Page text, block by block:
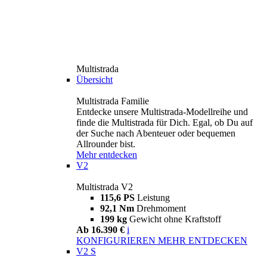
Multistrada
Übersicht
Multistrada Familie
Entdecke unsere Multistrada-Modellreihe und
finde die Multistrada für Dich. Egal, ob Du auf
der Suche nach Abenteuer oder bequemen
Allrounder bist.
Mehr entdecken
V2
Multistrada V2
115,6 PS Leistung
92,1 Nm Drehmoment
199 kg Gewicht ohne Kraftstoff
Ab 16.390 € i
KONFIGURIEREN MEHR ENTDECKEN
V2 S